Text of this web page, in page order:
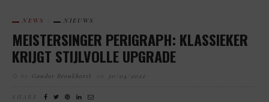
NEWS NIEUWS
MEISTERSINGER PERIGRAPH: KLASSIEKER
KRIJGT STIJLVOLLE UPGRADE
Gandor Bronkhorst 30/04/2022
SHARE